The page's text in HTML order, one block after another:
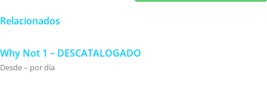
Relacionados
Why Not 1 – DESCATALOGADO
Desde – por día